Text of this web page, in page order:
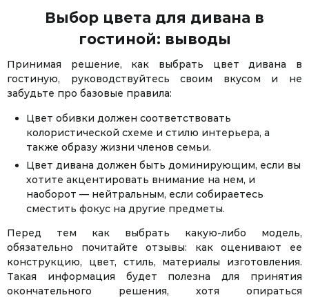
Выбор цвета для дивана в
гостиной: выводы
Принимая решение, как выбрать цвет дивана в
гостиную, руководствуйтесь своим вкусом и не
забудьте про базовые правила:
Цвет обивки должен соответствовать
колористической схеме и стилю интерьера, а
также образу жизни членов семьи.
Цвет дивана должен быть доминирующим, если вы
хотите акцентировать внимание на нем, и
наоборот — нейтральным, если собираетесь
сместить фокус на другие предметы.
Перед тем как выбрать какую-либо модель,
обязательно почитайте отзывы: как оценивают ее
конструкцию, цвет, стиль, материалы изготовления.
Такая информация будет полезна для принятия
окончательного решения, хотя опираться